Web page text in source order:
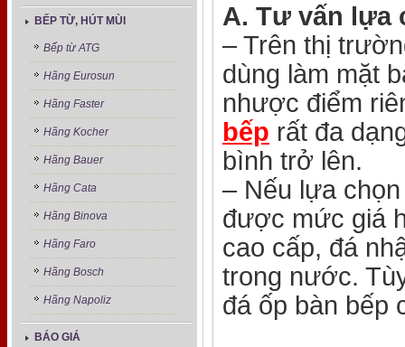
BẾP TỪ, HÚT MÙI
Bếp từ ATG
Hãng Eurosun
Hãng Faster
Hãng Kocher
Hãng Bauer
Hãng Cata
Hãng Binova
Hãng Faro
Hãng Bosch
Hãng Napoliz
BÁO GIÁ
A. Tư vấn lựa
– Trên thị
dùng làm mặt
nhược điểm
bếp rất đa
bình trở lên.
– Nếu lựa
được mức giá
cao cấp, đá
trong nước.
đá ốp bàn bếp